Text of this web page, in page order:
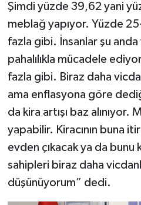
Şimdi yüzde 39,62 yani
meblağ yapıyor. Yüzde
fazla gibi. İnsanlar şu
pahalılıkla mücadele
fazla gibi. Biraz daha
ama enflasyona göre
da kira artışı baz alınıyor.
yapabilir. Kiracının buna
evden çıkacak ya da bunu
sahipleri biraz daha
düşünüyorum” dedi.